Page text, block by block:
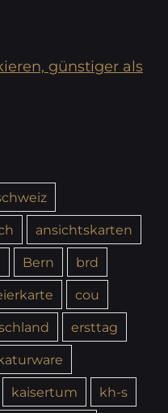
günstiger als
ansichtskarten
Bern
brd
cou
ersttag
kaisertum
kh-s